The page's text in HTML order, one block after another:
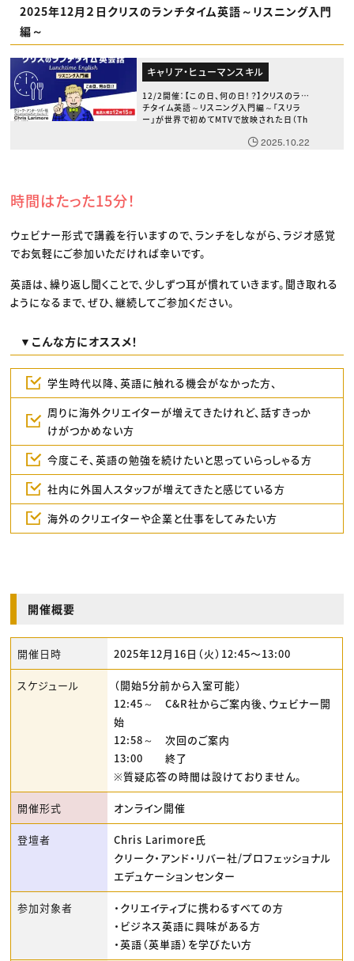
2025年12月２日クリスのランチタイム英語～リスニング入門
編～
キャリア・ヒューマンスキル
12/2開催：【この日、何の日！？】クリスのラン
チタイム英語～リスニング入門編～「スリラ
ー」が世界で初めてMTVで放映された日（Th
2025.10.22
時間はたった15分！
ウェビナー形式で講義を行いますので、ランチをしながら、ラジオ感覚
でお気軽にご参加いただければ幸いです。
英語は、繰り返し聞くことで、少しずつ耳が慣れていきます。聞き取れる
ようになるまで、ぜひ、継続してご参加ください。
▼こんな方にオススメ！
学生時代以降、英語に触れる機会がなかった方、
周りに海外クリエイターが増えてきたけれど、話すきっか
けがつかめない方
今度こそ、英語の勉強を続けたいと思っていらっしゃる方
社内に外国人スタッフが増えてきたと感じている方
海外のクリエイターや企業と仕事をしてみたい方
開催概要
開催日時 2025年12月16日（火）12:45〜13:00
スケジュール
（開始5分前から入室可能）
12:45～ C&R社からご案内後、ウェビナー開
始
12:58～ 次回のご案内
13:00 終了
※質疑応答の時間は設けておりません。
開催形式 オンライン開催
登壇者
Chris Larimore氏
クリーク・アンド・リバー社/プロフェッショナル
エデュケーションセンター
参加対象者
・クリエイティブに携わるすべての方
・ビジネス英語に興味がある方
・英語（英単語）を学びたい方